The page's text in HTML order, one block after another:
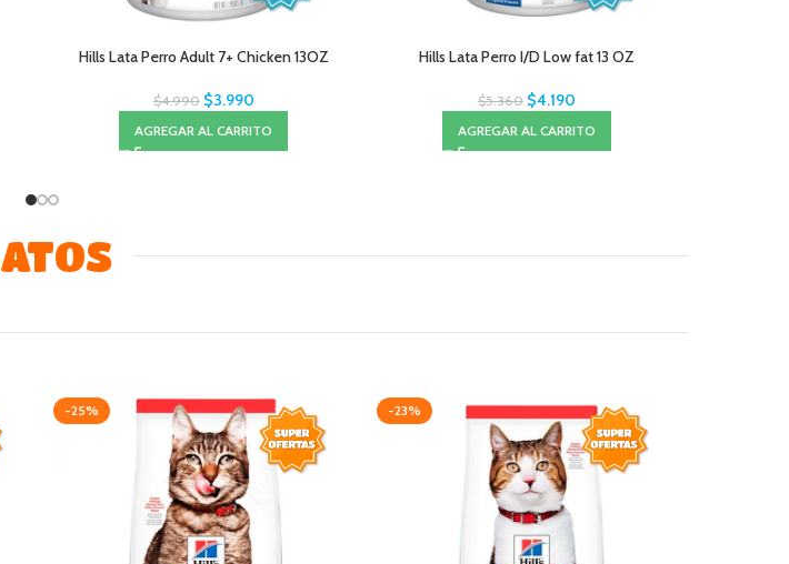
Hills Lata Perro Adult 7+ Chicken 13OZ
$4.990 $3.990
AGREGAR AL CARRITO
Hills Lata Perro I/D Low fat 13 OZ
$5.360 $4.190
AGREGAR AL CARRITO
-25% -23%